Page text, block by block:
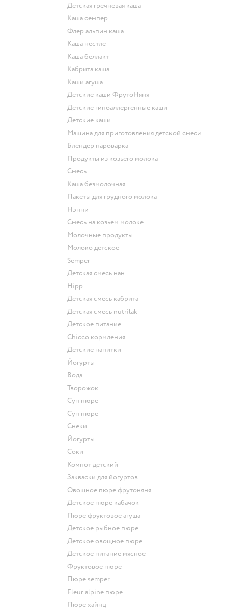
детская гречневая каша
каша семпер
флер альпин каша
каша нестле
каша беллакт
кабрита каша
каши агуша
Детские каши ФрутоНяня
Детские гипоаллергенные каши
детские каши
машина для приготовления детской смеси
блендер пароварка
продукты из козьего молока
смесь
каша безмолочная
пакеты для грудного молока
нэнни
смесь на козьем молоке
молочные продукты
молоко детское
semper
детская смесь нан
hipp
детская смесь кабрита
детская смесь nutrilak
детское питание
chicco кормления
детские напитки
йогурты
Вода
творожок
суп пюре
суп пюре
Снеки
йогурты
Соки
компот детский
Закваски для йогуртов
овощное пюре фрутоняня
детское пюре кабачок
пюре фруктовое агуша
детское рыбное пюре
детское овощное пюре
детское питание мясное
фруктовое пюре
пюре semper
fleur alpine пюре
пюре хайнц